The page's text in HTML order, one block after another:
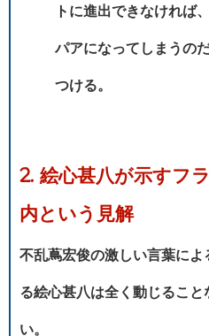
トに進出できなければ
パアになってしまうの
つける。
2. 絵心甚八が示すフ
内という見解
不乱蔦宏俊の激しい言葉に
る絵心甚八は全く動じるこ
い。